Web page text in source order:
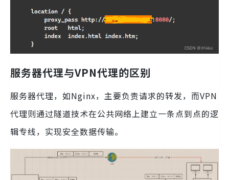
服务器代理与VPN代理的区别
服务器代理，如Nginx，主要负责请求的转发，而VPN
代理则通过隧道技术在公共网络上建立一条点到点的逻
辑专线，实现安全数据传输。